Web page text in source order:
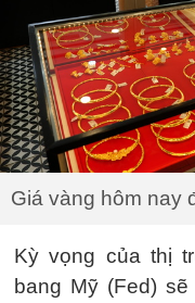
Giá vàng hôm nay
Kỳ vọng của thị
bang Mỹ (Fed)